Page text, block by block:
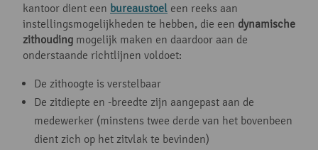
kantoor dient een bureaustoel een reeks aan
instellingsmogelijkheden te hebben, die een dynamische
zithouding mogelijk maken en daardoor aan de
onderstaande richtlijnen voldoet:
De zithoogte is verstelbaar
De zitdiepte en -breedte zijn aangepast aan de
medewerker (minstens twee derde van het bovenbeen
dient zich op het zitvlak te bevinden)